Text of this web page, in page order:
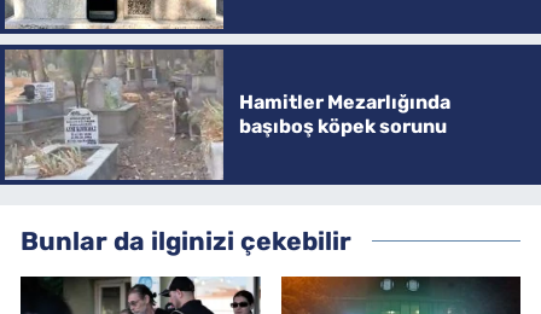
Hamitler Mezarlığında
başıboş köpek sorunu
Bunlar da ilginizi çekebilir